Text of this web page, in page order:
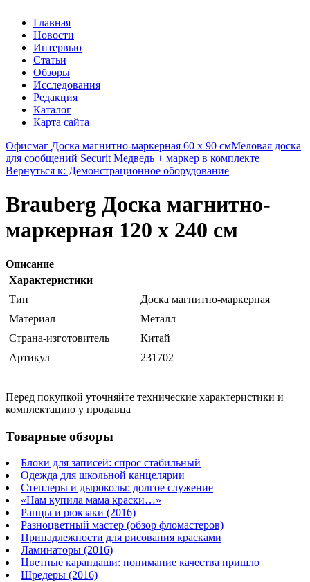
Главная
Новости
Интервью
Статьи
Обзоры
Исследования
Редакция
Каталог
Карта сайта
Офисмаг Доска магнитно-маркерная 60 х 90 смМеловая доска
для сообщений Securit Медведь + маркер в комплекте
Вернуться к: Демонстрационное оборудование
Brauberg Доска магнитно-
маркерная 120 х 240 см
Описание
Характеристики
Тип
Доска магнитно-маркерная
Материал
Металл
Страна-изготовитель
Китай
Артикул
231702
Перед покупкой уточняйте технические характеристики и
комплектацию у продавца
Товарные обзоры
Блоки для записей: спрос стабильный
Одежда для школьной канцелярии
Степлеры и дыроколы: долгое служение
«Нам купила мама краски…»
Ранцы и рюкзаки (2016)
Разноцветный мастер (обзор фломастеров)
Принадлежности для рисования красками
Ламинаторы (2016)
Цветные карандаши: понимание качества пришло
Шредеры (2016)